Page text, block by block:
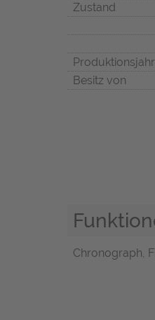
Zustand
Produktionsjahr
Besitz von
Chronograph,